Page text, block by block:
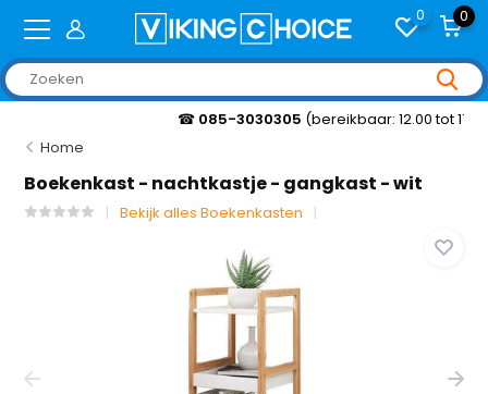
0 0
085-3030305(bereikbaar: 12.00 tot 17.00 uur)
Home
Boekenkast - nachtkastje - gangkast - wit
Bekijk alles Boekenkasten